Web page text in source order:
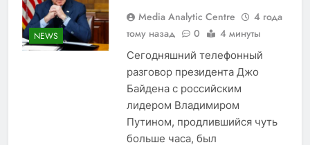
NEWS
Media Analytic Centre
4 года
тому назад
0 4 минуты
Сегодняшний телефонный
разговор президента Джо
Байдена с российским
лидером Владимиром
Путином, продлившийся чуть
больше часа, был